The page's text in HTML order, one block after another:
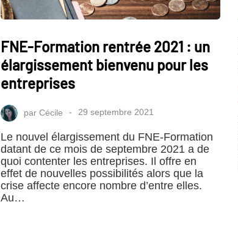
FNE-Formation rentrée 2021 : un
élargissement bienvenu pour les
entreprises
par Cécile 29 septembre 2021
Le nouvel élargissement du FNE-Formation
datant de ce mois de septembre 2021 a de
quoi contenter les entreprises. Il offre en
effet de nouvelles possibilités alors que la
crise affecte encore nombre d’entre elles.
Au…